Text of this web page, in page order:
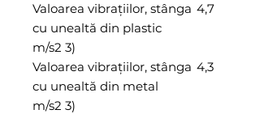
Valoarea vibrațiilor, stânga
cu unealtă din plastic
m/s2 3)
4,7
Valoarea vibrațiilor, stânga
cu unealtă din metal
m/s2 3)
4,3